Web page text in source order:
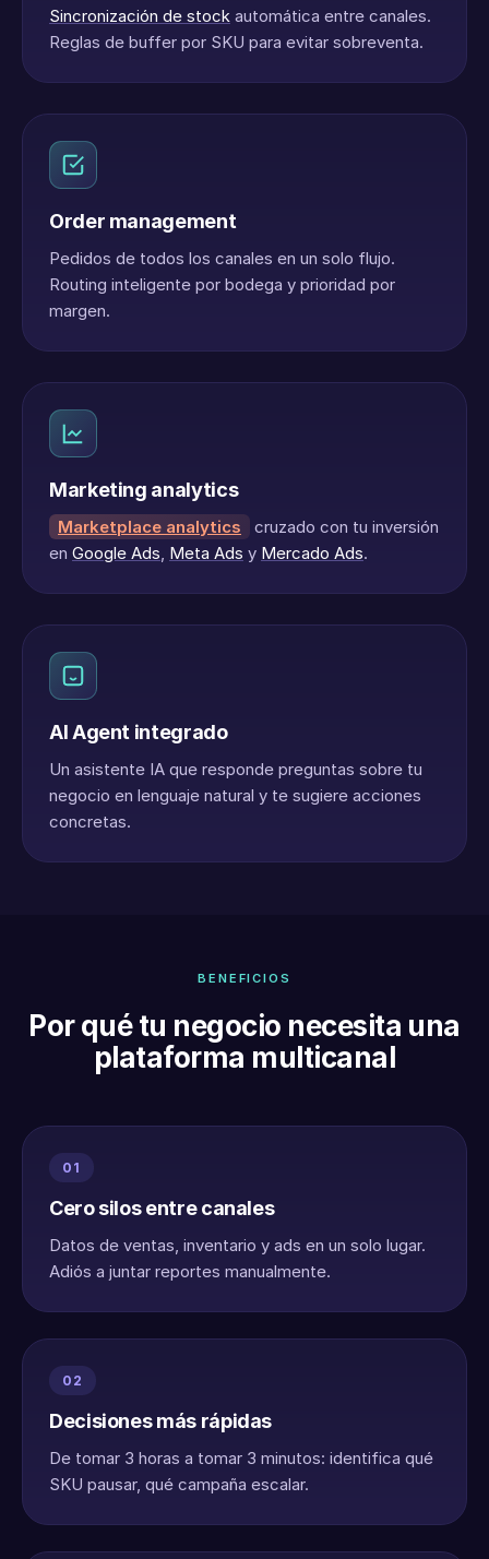
Sincronización de stock automática entre canales.
Reglas de buffer por SKU para evitar sobreventa.
Order management
Pedidos de todos los canales en un solo flujo.
Routing inteligente por bodega y prioridad por
margen.
Marketing analytics
Marketplace analytics
cruzado con tu inversión
en Google Ads, Meta Ads y Mercado Ads.
AI Agent integrado
Un asistente IA que responde preguntas sobre tu
negocio en lenguaje natural y te sugiere acciones
concretas.
BENEFICIOS
Por qué tu negocio necesita una
plataforma multicanal
01
Cero silos entre canales
Datos de ventas, inventario y ads en un solo lugar.
Adiós a juntar reportes manualmente.
02
Decisiones más rápidas
De tomar 3 horas a tomar 3 minutos: identifica qué
SKU pausar, qué campaña escalar.